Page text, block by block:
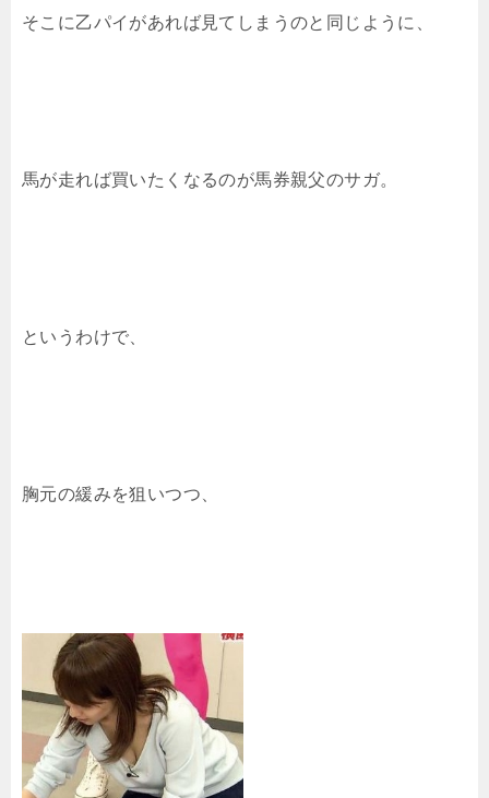
そこに乙パイがあれば見てしまうのと同じように、
馬が走れば買いたくなるのが馬券親父のサガ。
というわけで、
胸元の緩みを狙いつつ、